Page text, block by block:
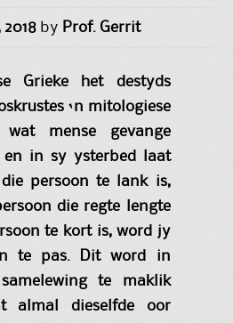
2018 by Prof. Gerrit
Grieke het destyds
‘n mitologiese
mense gevange
en in sy ysterbed laat
persoon te lank is,
die regte lengte
te kort is, word jy
te pas. Dit word in
te maklik
almal dieselfde oor